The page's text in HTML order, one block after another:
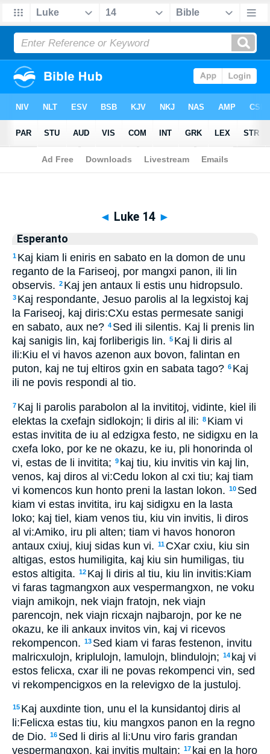
Biblia >Esperanto > Luke 14
◄ Luke 14 ►
Esperanto
1 Kaj kiam li eniris en sabato en la domon de unu
reganto de la Fariseoj, por mangxi panon, ili lin
observis. 2 Kaj jen antaux li estis unu hidropsulo.
3 Kaj respondante, Jesuo parolis al la legxistoj kaj
la Fariseoj, kaj diris:CXu estas permesate sanigi
en sabato, aux ne? 4 Sed ili silentis. Kaj li prenis lin
kaj sanigis lin, kaj forliberigis lin. 5 Kaj li diris al
ili:Kiu el vi havos azenon aux bovon, falintan en
puton, kaj ne tuj eltiros gxin en sabata tago? 6 Kaj
ili ne povis respondi al tio.
7 Kaj li parolis parabolon al la invititoj, vidinte, kiel ili
elektas la cxefajn sidlokojn; li diris al ili: 8 Kiam vi
estas invitita de iu al edzigxa festo, ne sidigxu en la
cxefa loko, por ke ne okazu, ke iu, pli honorinda ol
vi, estas de li invitita; 9 kaj tiu, kiu invitis vin kaj lin,
venos, kaj diros al vi:Cedu lokon al cxi tiu; kaj tiam
vi komencos kun honto preni la lastan lokon. 10 Sed
kiam vi estas invitita, iru kaj sidigxu en la lasta
loko; kaj tiel, kiam venos tiu, kiu vin invitis, li diros
al vi:Amiko, iru pli alten; tiam vi havos honoron
antaux cxiuj, kiuj sidas kun vi. 11 CXar cxiu, kiu sin
altigas, estos humiligita, kaj kiu sin humiligas, tiu
estos altigita. 12 Kaj li diris al tiu, kiu lin invitis:Kiam
vi faras tagmangxon aux vespermangxon, ne voku
viajn amikojn, nek viajn fratojn, nek viajn
parencojn, nek viajn ricxajn najbarojn, por ke ne
okazu, ke ili ankaux invitos vin, kaj vi ricevos
rekompencon. 13 Sed kiam vi faras festenon, invitu
malricxulojn, kriplulojn, lamulojn, blindulojn; 14 kaj vi
estos felicxa, cxar ili ne povas rekompenci vin, sed
vi rekompencigxos en la relevigxo de la justuloj.
15 Kaj auxdinte tion, unu el la kunsidantoj diris al
li:Felicxa estas tiu, kiu mangxos panon en la regno
de Dio. 16 Sed li diris al li:Unu viro faris grandan
vespermangxon, kaj invitis multajn; 17 kaj en la horo